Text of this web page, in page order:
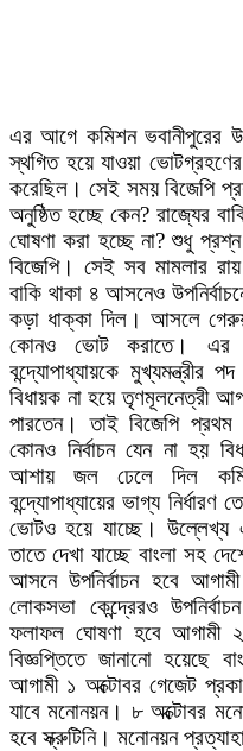
এর আগে কমিশন ভবানীপুরের
স্থগিত হয়ে যাওয়া
করেছিল। সেই সময় বিজেপি
অনুষ্ঠিত হচ্ছে কেন? রাজ্যের
ঘোষণা করা হচ্ছে না? শুধু
বিজেপি। সেই সব মামলার
বাকি থাকা ৪ আসনেও
কড়া ধাক্কা দিল। আসলে
কোনও ভোট করাতে। এর
বন্দ্যোপাধ্যায়কে মুখ্যমন্ত্রীর
বিধায়ক না হয়ে তৃণমূলনেত্রী
পারতেন। তাই বিজেপি
কোনও নির্বাচন যেন না হয়
আশায় জল ঢেলে দিল
বন্দ্যোপাধ্যায়ের ভাগ্য
ভোটও হয়ে যাচ্ছে। উল্লেখ্য
তাতে দেখা যাচ্ছে বাংলা সহ
আসনে উপনির্বাচন হবে
লোকসভা কেন্দ্রেরও
ফলাফল ঘোষণা হবে আগামী ২
বিজ্ঞপ্তিতে জানানো হয়েছে
আগামী ১ অক্টোবর গেজেট
যাবে মনোনয়ন। ৮ অক্টোবর
হবে স্ক্রুটিনি। মনোনয়ন